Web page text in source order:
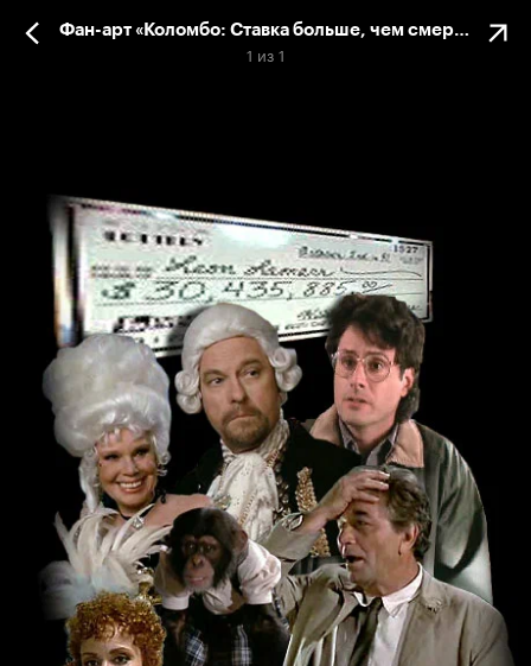
Фан-арт «Коломбо: Ставка больше, чем смерть»
1 из 1